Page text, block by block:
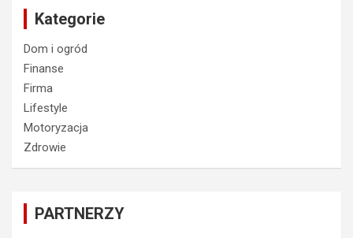
Kategorie
Dom i ogród
Finanse
Firma
Lifestyle
Motoryzacja
Zdrowie
PARTNERZY